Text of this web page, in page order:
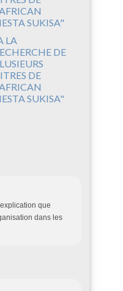
LA
DE
DE
SUKISA"
que
dans les